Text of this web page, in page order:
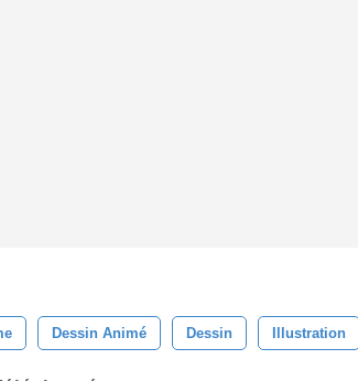
Dessin Animé Dessin Illustration